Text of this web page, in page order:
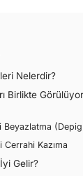
Nelerdir?
Birlikte
Beyazlatma
Kazıma
Gelir?